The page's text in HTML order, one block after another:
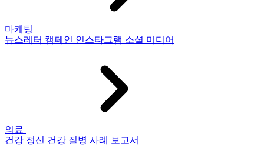
마케팅
뉴스레터 캠페인 인스타그램 소셜 미디어
의료
건강 정신 건강 질병 사례 보고서